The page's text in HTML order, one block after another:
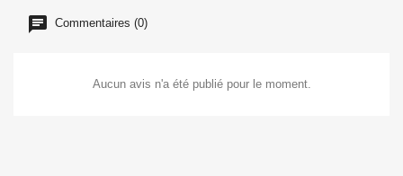
Commentaires (0)
Aucun avis n'a été publié pour le moment.